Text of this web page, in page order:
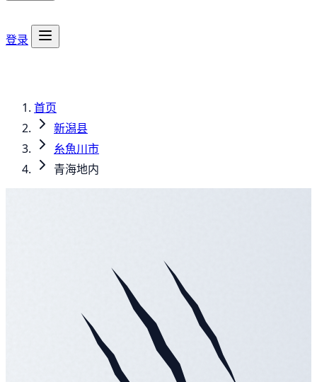
登录
首页
新潟县
糸魚川市
青海地内